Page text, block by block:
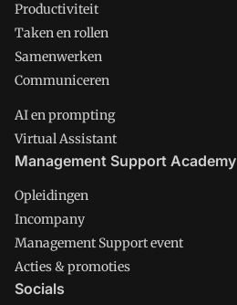
Productiviteit
Taken en rollen
Samenwerken
Communiceren
AI en prompting
Virtual Assistant
Management Support Academy
Opleidingen
Incompany
Management Support event
Acties & promoties
Socials